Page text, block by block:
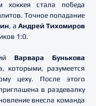
хоккея стала победа
Точное попадание
, а Андрей Тихомиров
1:0.
Варвара Бунькова
которыми, разумеется
цеху. После этого
в раздевалку
внесла команда